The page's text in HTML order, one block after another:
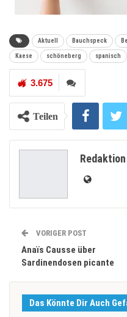
Aktuell Bauchspeck
Kaese schöneberg spanisch
3.675
Teilen
Redaktion
VORIGER POST
Anaïs Causse über
Sardinendosen picante
Das Könnte Dir Auch